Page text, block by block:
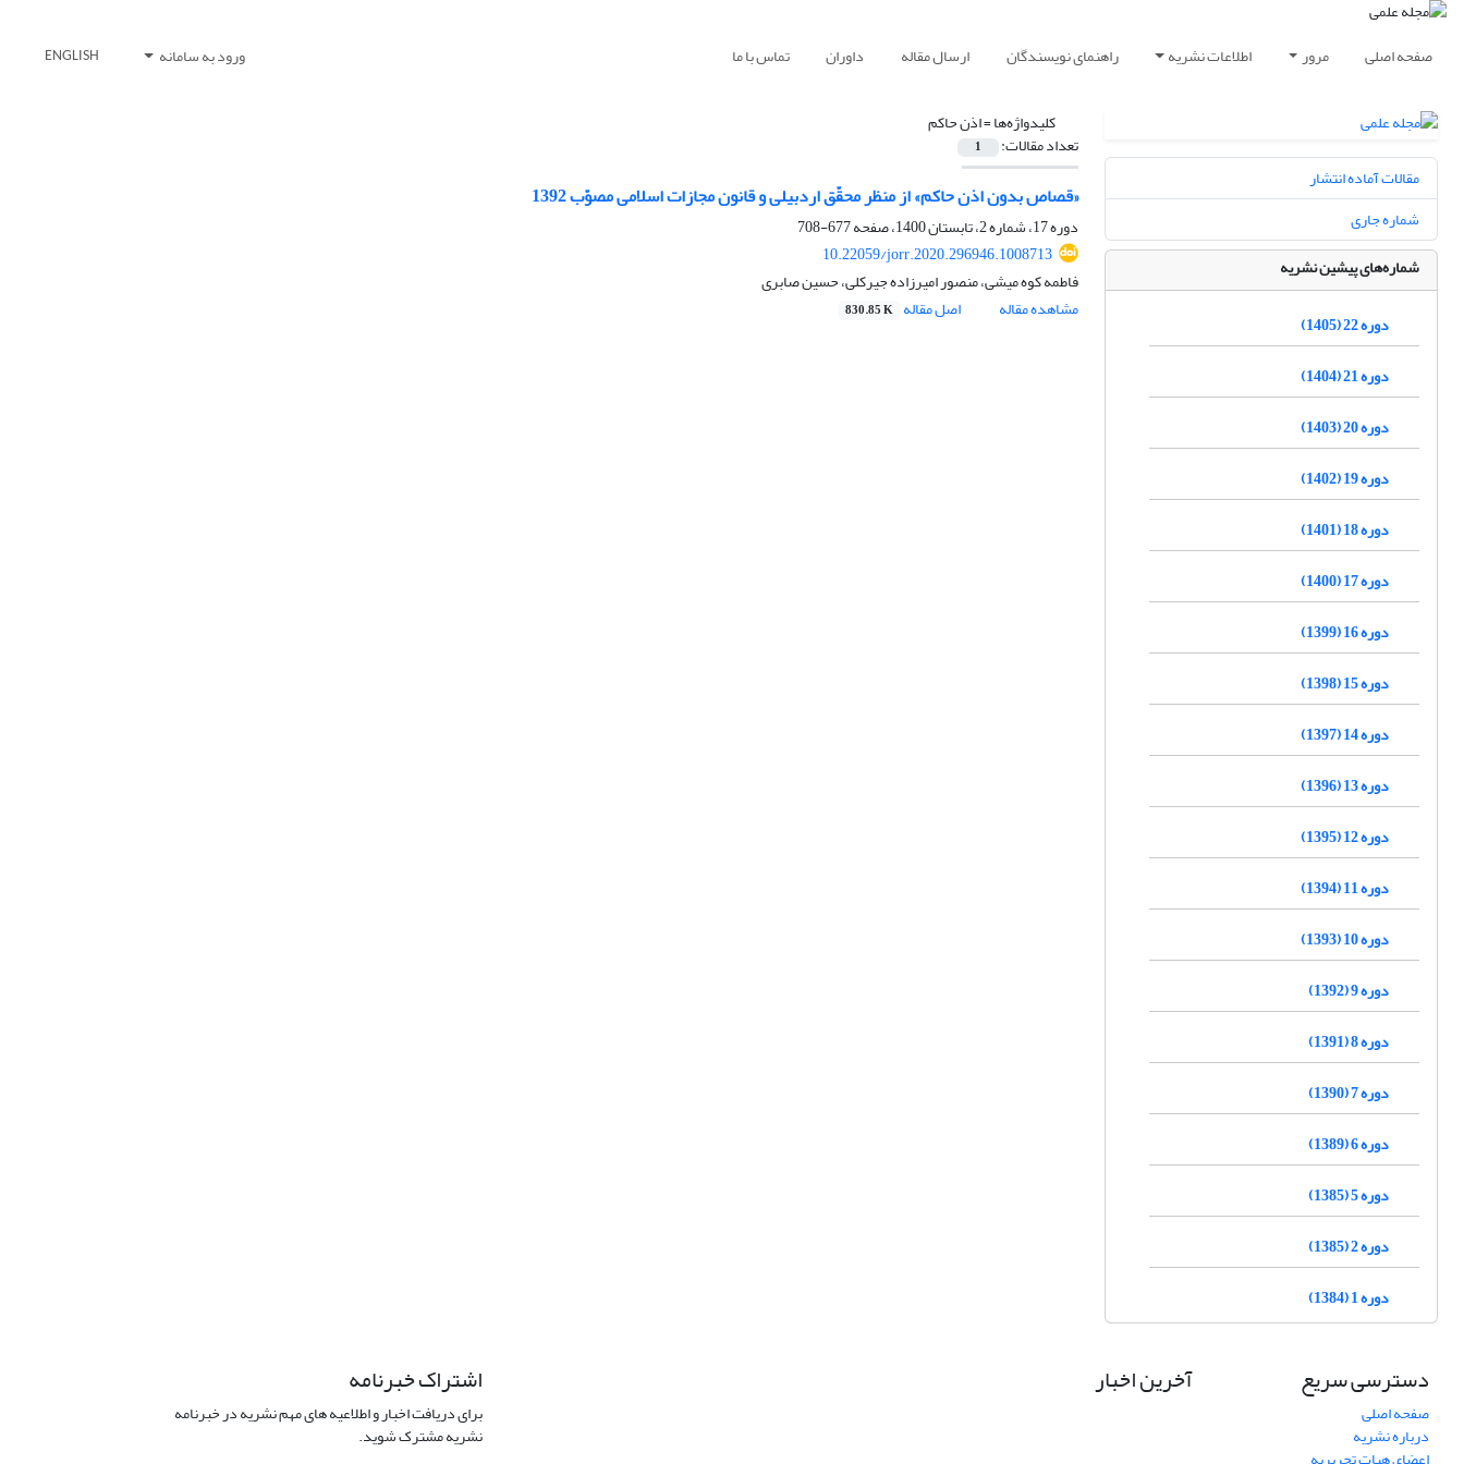
صفحه اصلی مرور اطلاعات نشریه راهنمای نویسندگان ارسال مقاله داوران تماس با ما ورود به سامانه ENGLISH
کلیدواژه‌ها =اذن حاکم
تعداد مقالات: 1
«قصاص بدون اذن حاکم» از منظر محقّق اردبیلی و قانون مجازات اسلامی مصوّب 1392
دوره 17، شماره 2، تابستان 1400، صفحه
677-708
10.22059/jorr.2020.296946.1008713
فاطمه کوه میشی، منصور امیرزاده جیرکلی، حسین صابری
مشاهده مقاله
اصل مقاله 830.85 K
مقالات آماده انتشار
شماره جاری
شماره‌های پیشین نشریه
دوره 22 (1405)
دوره 21 (1404)
دوره 20 (1403)
دوره 19 (1402)
دوره 18 (1401)
دوره 17 (1400)
دوره 16 (1399)
دوره 15 (1398)
دوره 14 (1397)
دوره 13 (1396)
دوره 12 (1395)
دوره 11 (1394)
دوره 10 (1393)
دوره 9 (1392)
دوره 8 (1391)
دوره 7 (1390)
دوره 6 (1389)
دوره 5 (1385)
دوره 2 (1385)
دوره 1 (1384)
دسترسی سریع
صفحه اصلی
درباره نشریه
آخرین اخبار اشتراک خبرنامه
برای دریافت اخبار و اطلاعیه های مهم نشریه در خبرنامه
نشریه مشترک شوید.